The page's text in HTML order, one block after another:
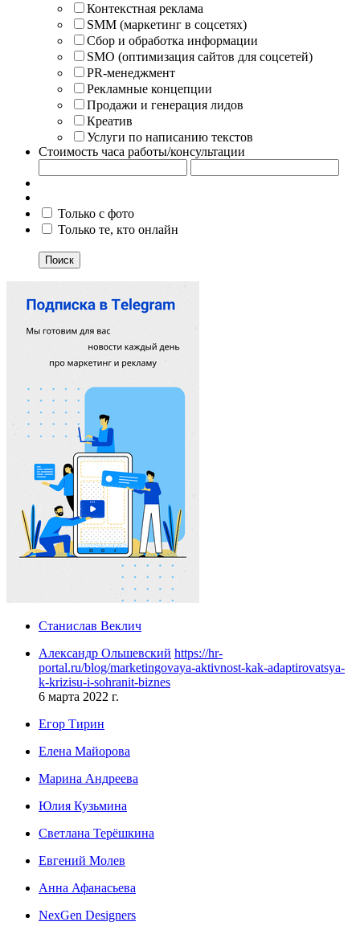
Контекстная реклама
SMM (маркетинг в соцсетях)
Сбор и обработка информации
SMO (оптимизация сайтов для соцсетей)
PR-менеджмент
Рекламные концепции
Продажи и генерация лидов
Креатив
Услуги по написанию текстов
Стоимость часа работы/консультации
Только с фото
Только те, кто онлайн
Поиск
Станислав Веклич
Александр Ольшевский https://hr-
portal.ru/blog/marketingovaya-aktivnost-kak-adaptirovatsya-
k-krizisu-i-sohranit-biznes
6 марта 2022 г.
Егор Тирин
Елена Майорова
Марина Андреева
Юлия Кузьмина
Светлана Терёшкина
Евгений Молев
Анна Афанасьева
NexGen Designers